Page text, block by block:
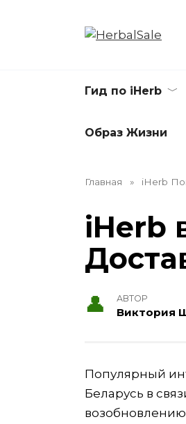
Гид по iHerb
Образ Жизни
Главная » iHerb
iHerb
АВТОР
Виктория
Популярный
Беларусь в
возобновлению